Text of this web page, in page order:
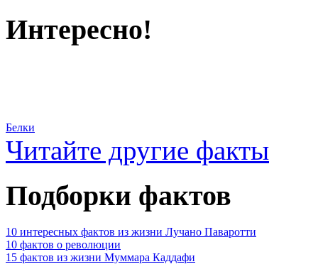
Интересно!
Белки
Читайте другие факты
Подборки фактов
10 интересных фактов из жизни Лучано Паваротти
10 фактов о революции
15 фактов из жизни Муммара Каддафи